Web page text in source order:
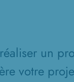
un
votre